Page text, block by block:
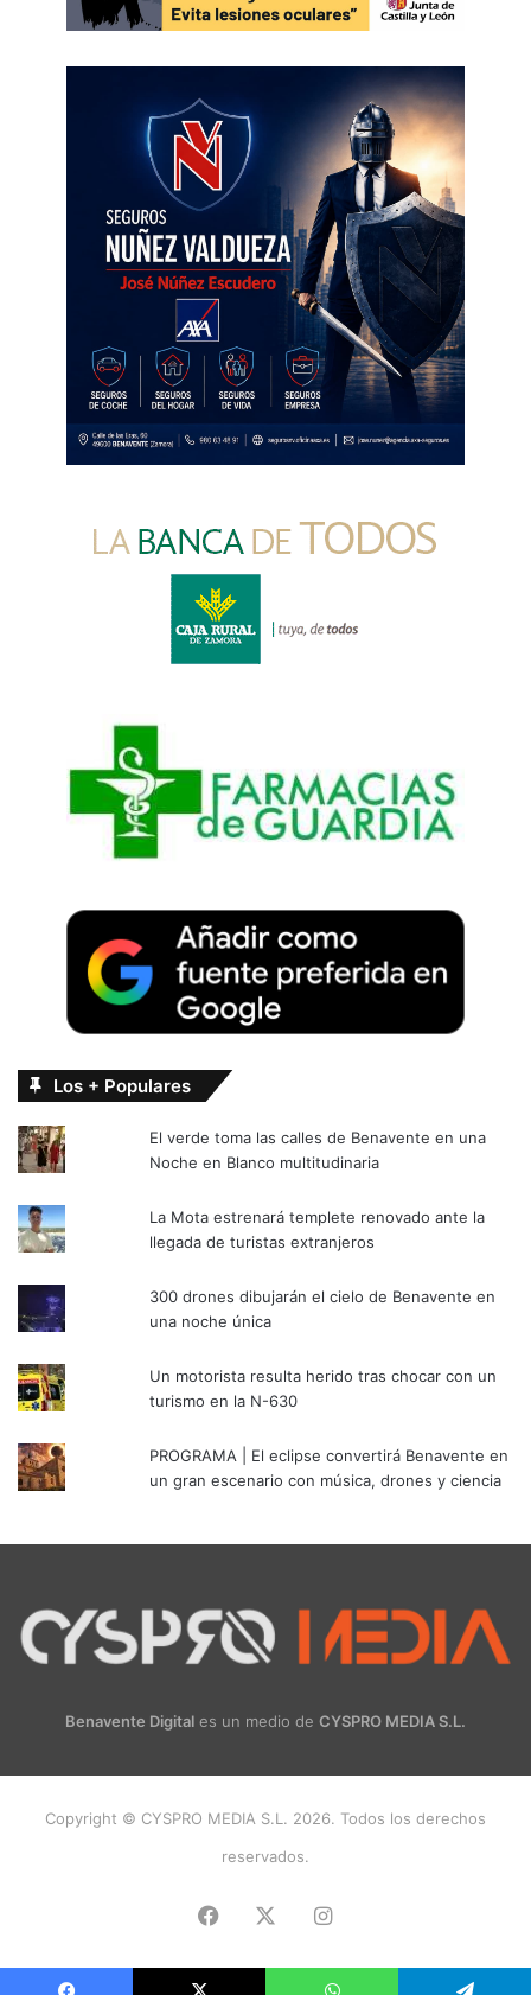
Los + Populares
El verde toma las calles de Benavente en una
Noche en Blanco multitudinaria
La Mota estrenará templete renovado ante la
llegada de turistas extranjeros
300 drones dibujarán el cielo de Benavente en
una noche única
Un motorista resulta herido tras chocar con un
turismo en la N-630
PROGRAMA | El eclipse convertirá Benavente en
un gran escenario con música, drones y ciencia
Benavente Digital es un medio de CYSPRO MEDIA S.L.
Copyright © CYSPRO MEDIA S.L. 2026. Todos los derechos
reservados.
Facebook Instagram